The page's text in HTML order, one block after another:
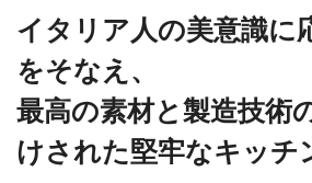
イタリア人の美意識に
をそなえ、
最高の素材と製造技術
けされた堅牢なキッチ